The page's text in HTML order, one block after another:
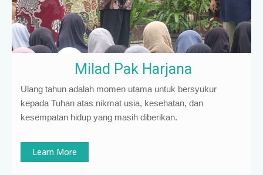
Milad Pak Harjana
Ulang tahun adalah momen utama untuk bersyukur
kepada Tuhan atas nikmat usia, kesehatan, dan
kesempatan hidup yang masih diberikan.
Learn More